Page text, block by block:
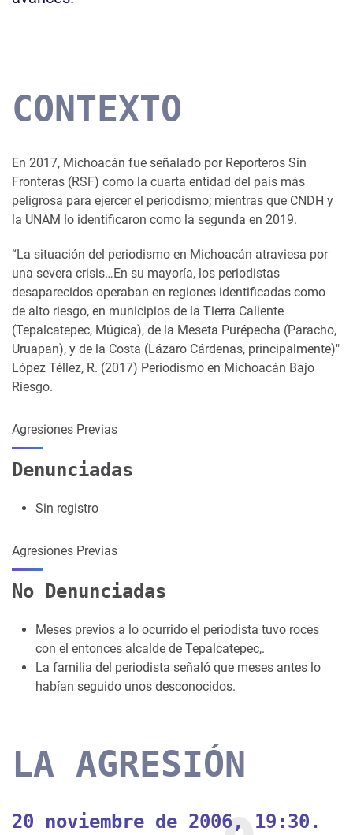
CONTEXTO
En 2017, Michoacán fue señalado por Reporteros Sin
Fronteras (RSF) como la cuarta entidad del país más
peligrosa para ejercer el periodismo; mientras que CNDH y
la UNAM lo identificaron como la segunda en 2019.
“La situación del periodismo en Michoacán atraviesa por
una severa crisis…En su mayoría, los periodistas
desaparecidos operaban en regiones identificadas como
de alto riesgo, en municipios de la Tierra Caliente
(Tepalcatepec, Múgica), de la Meseta Purépecha (Paracho,
Uruapan), y de la Costa (Lázaro Cárdenas, principalmente)"
López Téllez, R. (2017) Periodismo en Michoacán Bajo
Riesgo.
Agresiones Previas
Denunciadas
Sin registro
Agresiones Previas
No Denunciadas
Meses previos a lo ocurrido el periodista tuvo roces
con el entonces alcalde de Tepalcatepec,.
La familia del periodista señaló que meses antes lo
habían seguido unos desconocidos.
LA AGRESIÓN
20 noviembre de 2006, 19:30.